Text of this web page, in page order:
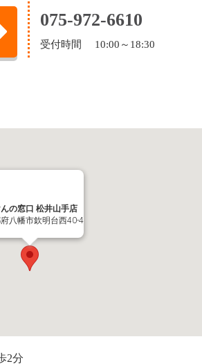
075-972-6610
受付時間 10:00～18:30
の窓口 松井山手店
八幡市欽明台西40-4
2分